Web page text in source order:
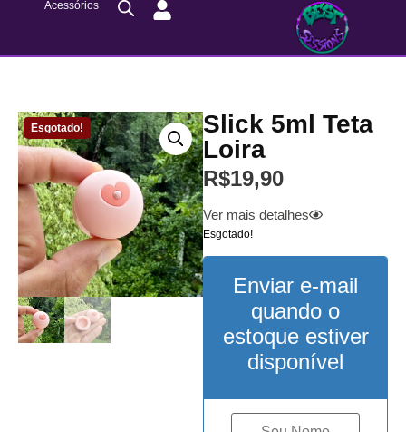
Acessórios
Esgotado!
Slick 5ml Teta
Loira
R$19,90
Ver mais detalhes
Esgotado!
Enviar e-mail
quando o
estoque estiver
disponível